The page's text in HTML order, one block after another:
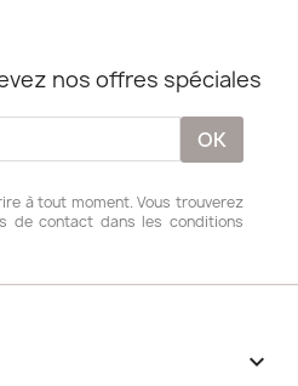
nos offres spéciales
à tout moment. Vous trouverez
de contact dans les conditions
